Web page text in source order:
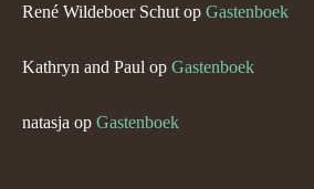
René Wildeboer Schut op Gastenboek
Kathryn and Paul op Gastenboek
natasja op Gastenboek